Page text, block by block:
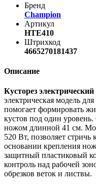
Бренд
Champion
Артикул
HTE410
Штрихкод
4665270181437
Описание
Кусторез
электрическая модель
помогает формировать
кустов под один
ножом длинной 41 см.
520 Вт, позволяет
основании крепления
защитный пластиковый
контроль над рабочей
обрезков веток и листвы.